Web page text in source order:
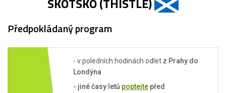
SKOTSKO (THISTLE)
Předpokládaný program
- v poledních hodinách odlet z Prahy do
Londýna
- jiné časy letů poptejte před